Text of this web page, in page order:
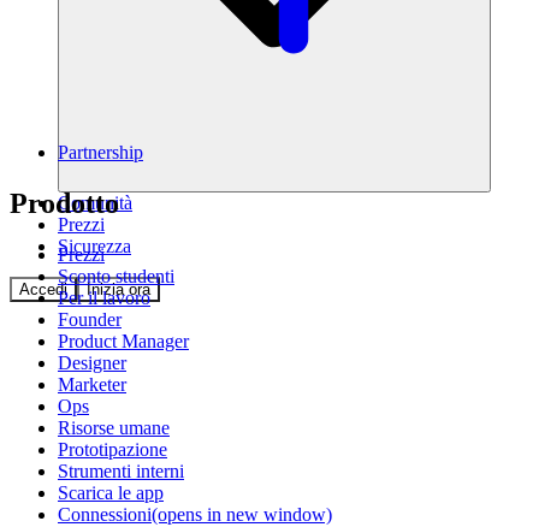
Comunità
Prezzi
Sicurezza
Accedi Inizia ora
Partnership
Prodotto
Prezzi
Sconto studenti
Per il lavoro
Founder
Product Manager
Designer
Marketer
Ops
Risorse umane
Prototipazione
Strumenti interni
Scarica le app
Connessioni(opens in new window)